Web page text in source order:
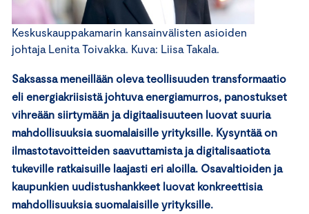
Keskuskauppakamarin kansainvälisten asioiden
johtaja Lenita Toivakka. Kuva: Liisa Takala.
Saksassa meneillään oleva teollisuuden transformaatio
eli energiakriisistä johtuva energiamurros, panostukset
vihreään siirtymään ja digitaalisuuteen luovat suuria
mahdollisuuksia suomalaisille yrityksille. Kysyntää on
ilmastotavoitteiden saavuttamista ja digitalisaatiota
tukeville ratkaisuille laajasti eri aloilla. Osavaltioiden ja
kaupunkien uudistushankkeet luovat konkreettisia
mahdollisuuksia suomalaisille yrityksille.